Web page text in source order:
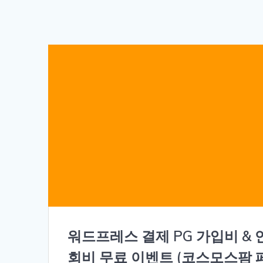
워드프레스 결제 PG 가입비 &
회비 무료 이벤트 (코스모스팜